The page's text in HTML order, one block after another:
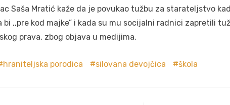
Saša Mratić kaže da je povukao tužbu za starateljstvo
bi ,,pre kod majke” i kada su mu socijalni radnici zapretili
prava, zbog objava u medijima.
hraniteljska porodica silovana devojčica škola